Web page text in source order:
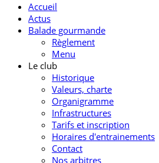
Accueil
Actus
Balade gourmande
Règlement
Menu
Le club
Historique
Valeurs, charte
Organigramme
Infrastructures
Tarifs et inscription
Horaires d'entrainements
Contact
Nos arbitres